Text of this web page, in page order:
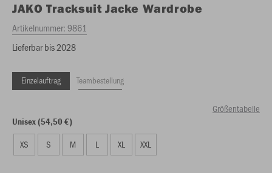
JAKO Tracksuit Jacke Wardrobe
Artikelnummer:9861
Lieferbar bis 2028
Einzelauftrag Teambestellung
Größentabelle
Unisex (54,50 €)
XS S M L XL XXL